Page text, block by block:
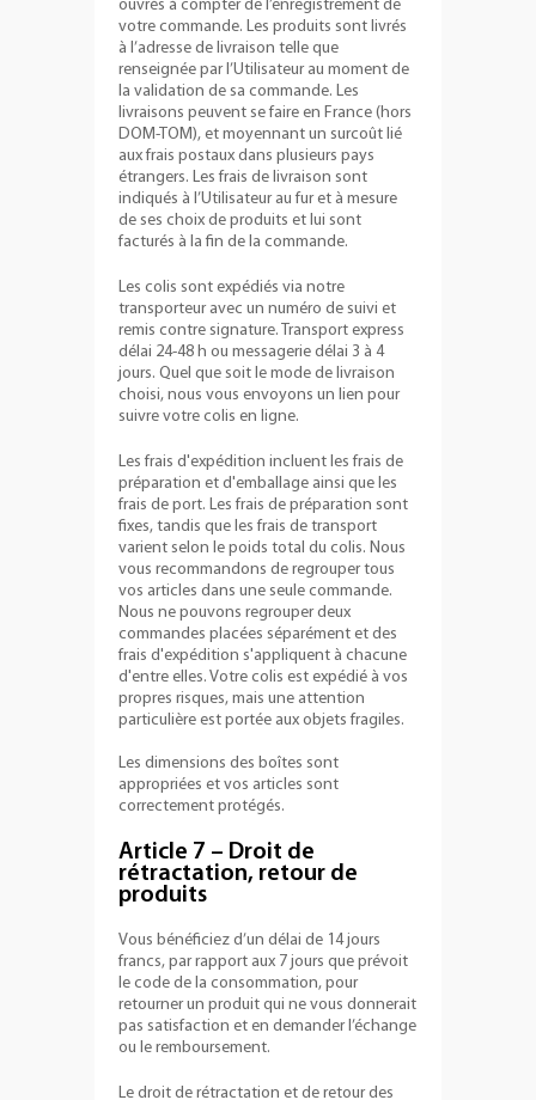
ouvrés à compter de l’enregistrement de
votre commande. Les produits sont livrés
à l’adresse de livraison telle que
renseignée par l’Utilisateur au moment de
la validation de sa commande. Les
livraisons peuvent se faire en France (hors
DOM-TOM), et moyennant un surcoût lié
aux frais postaux dans plusieurs pays
étrangers. Les frais de livraison sont
indiqués à l’Utilisateur au fur et à mesure
de ses choix de produits et lui sont
facturés à la fin de la commande.
Les colis sont expédiés via notre
transporteur avec un numéro de suivi et
remis contre signature. Transport express
délai 24-48 h ou messagerie délai 3 à 4
jours. Quel que soit le mode de livraison
choisi, nous vous envoyons un lien pour
suivre votre colis en ligne.
Les frais d'expédition incluent les frais de
préparation et d'emballage ainsi que les
frais de port. Les frais de préparation sont
fixes, tandis que les frais de transport
varient selon le poids total du colis. Nous
vous recommandons de regrouper tous
vos articles dans une seule commande.
Nous ne pouvons regrouper deux
commandes placées séparément et des
frais d'expédition s'appliquent à chacune
d'entre elles. Votre colis est expédié à vos
propres risques, mais une attention
particulière est portée aux objets fragiles.
Les dimensions des boîtes sont
appropriées et vos articles sont
correctement protégés.
Article 7 – Droit de
rétractation, retour de
produits
Vous bénéficiez d’un délai de 14 jours
francs, par rapport aux 7 jours que prévoit
le code de la consommation, pour
retourner un produit qui ne vous donnerait
pas satisfaction et en demander l’échange
ou le remboursement.
Le droit de rétractation et de retour des